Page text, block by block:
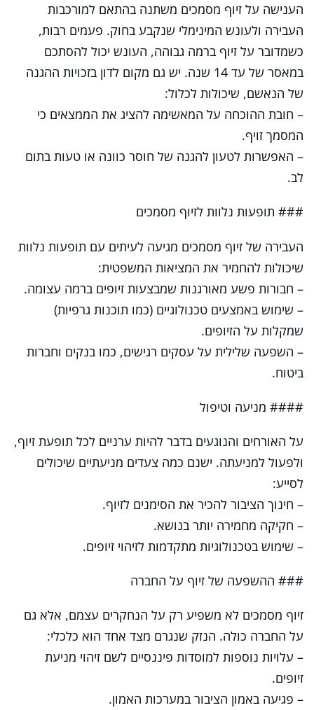
הענישה על זיוף מסמכים משתנה בהתאם למורכבות
העבירה ולעונש המינימלי שנקבע בחוק. פעמים רבות,
כשמדובר על זיוף ברמה גבוהה, העונש יכול להסתכם
במאסר של עד 14 שנה. יש גם מקום לדון בזכויות ההגנה
של הנאשם, שיכולות לכלול:
– חובת ההוכחה על המאשימה להציג את הממצאים כי
המסמך זויף.
– האפשרות לטעון להגנה של חוסר כוונה או טעות בתום
לב.
### תופעות נלוות לזיוף מסמכים
העבירה של זיוף מסמכים מגיעה לעיתים עם תופעות נלוות
שיכולות להחמיר את המציאות המשפטית:
– חבורות פשע מאורגנות שמבצעות זיופים ברמה עצומה.
– שימוש באמצעים טכנולוגיים (כמו תוכנות גרפיות)
שמקלות על הזיופים.
– השפעה שלילית על עסקים רגישים, כמו בנקים וחברות
ביטוח.
#### מניעה וטיפול
על האורחים והנוגעים בדבר להיות ערניים לכל תופעת זיוף,
ולפעול למניעתה. ישנם כמה צעדים מניעתיים שיכולים
לסייע:
– חינוך הציבור להכיר את הסימנים לזיוף.
– חקיקה מחמירה יותר בנושא.
– שימוש בטכנולוגיות מתקדמות לזיהוי זיופים.
### ההשפעה של זיוף על החברה
זיוף מסמכים לא משפיע רק על הנחקרים עצמם, אלא גם
על החברה כולה. הנזק שנגרם מצד אחד הוא כלכלי:
– עלויות נוספות למוסדות פיננסיים לשם זיהוי מניעת
זיופים.
– פגיעה באמון הציבור במערכות האמון.